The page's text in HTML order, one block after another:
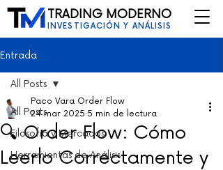
TRADING MODERNO
INVESTIGACIÓN Y ANÁLISIS
Entrada
All Posts
Filosofía y Mercados
Herramientas de Análisis
All Posts
🔍 Order Flow: Cómo
Leerlo Correctamente y
Paco Vara Order Flow
24 mar 2025 5 min de lectura